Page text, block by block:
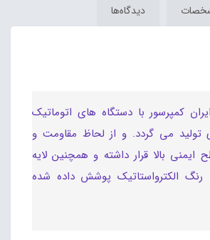
دیدگاه‌ها
کمپرسور با دستگاه های اتوماتیک
می گردد. و از لحاظ مقاومت و
بالا قرار داشته و همچنین لایه
رنگ الکترواستاتیک پوشش داده شده